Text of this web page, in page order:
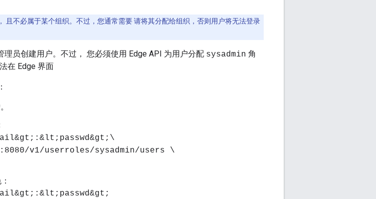
且不必属于某个组织。不过，您通常需要 请将其分配给组织，否则用户将无法登录
员创建用户。不过， 您必须使用 Edge API 为用户分配 sysadmin 角
在 Edge 界面
v1/userroles/sysadmin/users \